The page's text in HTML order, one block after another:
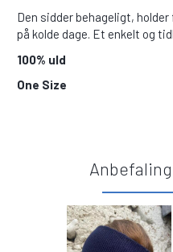
Den sidder behageligt,
på kolde dage. Et enkelt og
100% uld
One Size